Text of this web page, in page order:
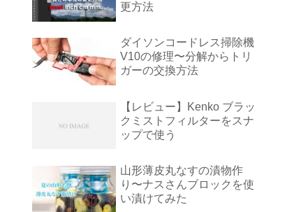
更方法
ダイソンコードレス掃除機
V10の修理〜分解からトリ
ガーの交換方法
【レビュー】Kenko ブラッ
クミストフィルターをスナ
ップで使う
山形薄皮丸なすの漬物作
り〜ナスさんブロックを使
い漬けてみた